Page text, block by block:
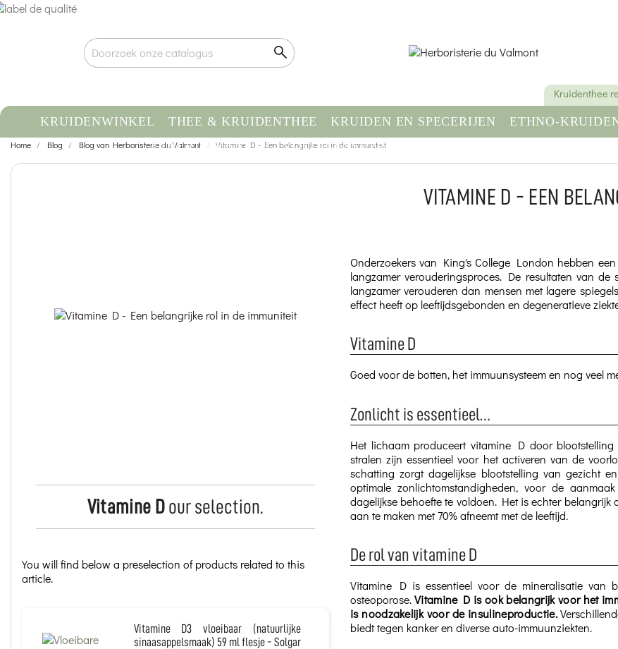
Kruidenthee
KRUIDENWINKEL THEE & KRUIDENTHEE KRUIDEN EN SPECERIJEN ETHNO-
ETHERISCHE OLIE
VOEDINGSSUPPLEMENT
Home Blog Blog van Herboristerie du Valmont Vitamine D - Een belangrijke rol in de immuniteit
VITAMINE D - EEN
Onderzoekers van King's College London hebben
langzamer verouderingsproces. De resultaten van
langzamer verouderen dan mensen met lagere
effect heeft op leeftijdsgebonden en degeneratieve
Vitamine D
Goed voor de botten, het immuunsysteem en nog veel
Zonlicht is essentieel…
Het lichaam produceert vitamine D door
stralen zijn essentieel voor het activeren van de
schatting zorgt dagelijkse blootstelling van gezicht
optimale zonlichtomstandigheden, voor de
dagelijkse behoefte te voldoen. Het is echter
aan te maken met 70% afneemt met de leeftijd.
De rol van vitamine D
Vitamine D is essentieel voor de mineralisatie van
osteoporose.Vitamine D is ook belangrijk voor het
is noodzakelijk voor de insulineproductie.
biedt tegen kanker en diverse auto-immuunziekten.
Vitamine D our selection.
You will find below a preselection of products related to this
article.
Vitamine D3 vloeibaar (natuurlijke
sinaasappelsmaak) 59 ml flesje - Solgar